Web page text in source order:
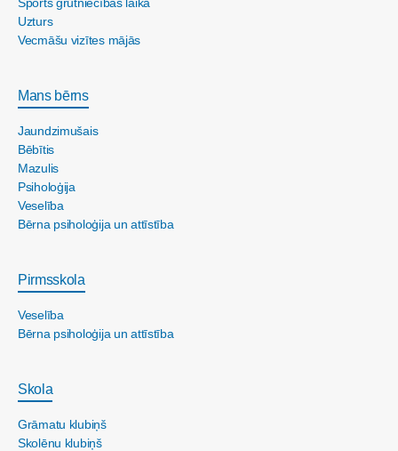
Uzturs
Vecmāšu vizītes mājās
Mans bērns
Jaundzimušais
Bēbītis
Mazulis
Psiholoģija
Veselība
Bērna psiholoģija un attīstība
Pirmsskola
Veselība
Bērna psiholoģija un attīstība
Skola
Grāmatu klubiņš
Skolēnu klubiņš